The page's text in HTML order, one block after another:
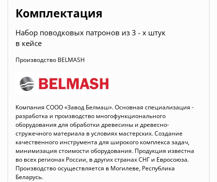
Комплектация
Набор поводковых патронов из 3 - х штук
в кейсе
Производство BELMASH
Компания СООО «Завод Белмаш». Основная специализация -
разработка и производство многофункционального
оборудования для обработки древесины и древесно-
стружечного материала в условиях мастерских. Создание
качественного инструмента для широкого комплекса задач,
минимизация стоимости оборудования. Продукция известна
во всех регионах России, в других странах СНГ и Евросоюза.
Производство осуществляется в Могилеве, Республика
Беларусь.